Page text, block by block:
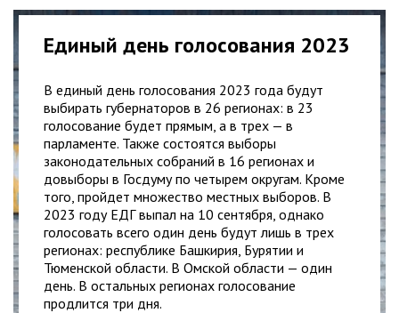
Единый день голосования 2023
В единый день голосования 2023 года будут
выбирать губернаторов в 26 регионах: в 23
голосование будет прямым, а в трех — в
парламенте. Также состоятся выборы
законодательных собраний в 16 регионах и
довыборы в Госдуму по четырем округам. Кроме
того, пройдет множество местных выборов. В
2023 году ЕДГ выпал на 10 сентября, однако
голосовать всего один день будут лишь в трех
регионах: республике Башкирия, Бурятии и
Тюменской области. В Омской области — один
день. В остальных регионах голосование
продлится три дня.